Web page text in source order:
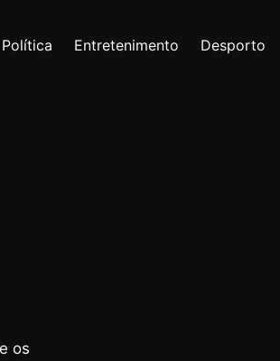
Política Entretenimento Desporto
os